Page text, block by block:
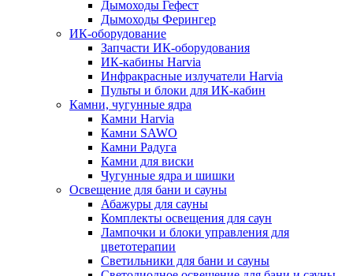
Дымоходы Гефест
Дымоходы Ферингер
ИК-оборудование
Запчасти ИК-оборудования
ИК-кабины Harvia
Инфракрасные излучатели Harvia
Пульты и блоки для ИК-кабин
Камни, чугунные ядра
Камни Harvia
Камни SAWO
Камни Радуга
Камни для виски
Чугунные ядра и шишки
Освещение для бани и сауны
Абажуры для сауны
Комплекты освещения для саун
Лампочки и блоки управления для
цветотерапии
Светильники для бани и сауны